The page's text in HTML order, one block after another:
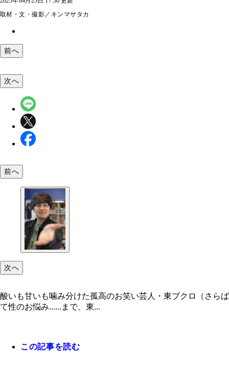
取材・文・撮影／キンマサタカ
前へ
次へ
前へ
次へ
酸いも甘いも噛み分けた孤高のお笑い芸人・東ブクロ（さら
て性のお悩み......まで、東...
この記事を読む